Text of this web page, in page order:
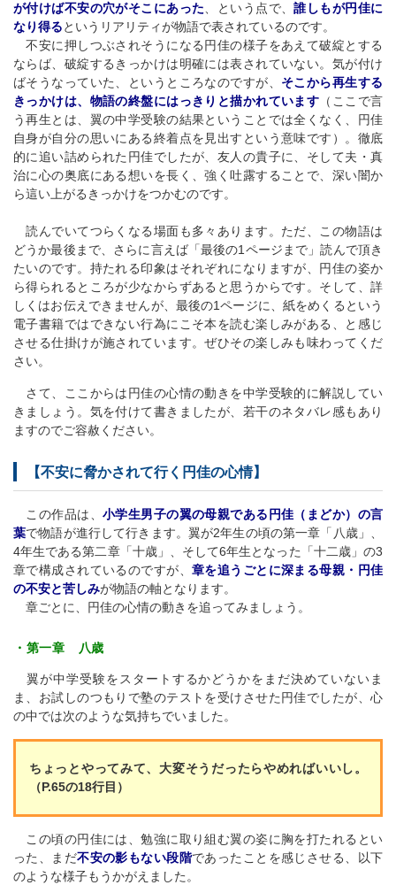
が付けば不安の穴がそこにあった、という点で、誰しもが円佳に
なり得るというリアリティが物語で表されているのです。
不安に押しつぶされそうになる円佳の様子をあえて破綻とする
ならば、破綻するきっかけは明確には表されていない。気が付け
ばそうなっていた、というところなのですが、 そこから再生する
きっかけは、物語の終盤にはっきりと描かれています （ここで言
う再生とは、翼の中学受験の結果ということでは全くなく、円佳
自身が自分の思いにある終着点を見出すという意味です）。徹底
的に追い詰められた円佳でしたが、友人の貴子に、そして夫・真
治に心の奥底にある想いを長く、強く吐露することで、深い闇か
ら這い上がるきっかけをつかむのです。
読んでいてつらくなる場面も多々あります。ただ、この物語は
どうか最後まで、さらに言えば「最後の1ページまで」読んで頂き
たいのです。持たれる印象はそれぞれになりますが、円佳の姿か
ら得られるところが少なからずあると思うからです。そして、詳
しくはお伝えできませんが、最後の1ページに、紙をめくるという
電子書籍ではできない行為にこそ本を読む楽しみがある、と感じ
させる仕掛けが施されています。ぜひその楽しみも味わってくだ
さい。
さて、ここからは円佳の心情の動きを中学受験的に解説してい
きましょう。気を付けて書きましたが、若干のネタバレ感もあり
ますのでご容赦ください。
【不安に脅かされて行く円佳の心情】
この作品は、 小学生男子の翼の母親である円佳（まどか）の言
葉で物語が進行して行きます。翼が2年生の頃の第一章「八歳」、
4年生である第二章「十歳」、そして6年生となった「十二歳」の3
章で構成されているのですが、 章を追うごとに深まる母親・円佳
の不安と苦しみが物語の軸となります。
章ごとに、円佳の心情の動きを追ってみましょう。
・第一章 八歳
翼が中学受験をスタートするかどうかをまだ決めていないま
ま、お試しのつもりで塾のテストを受けさせた円佳でしたが、心
の中では次のような気持ちでいました。
ちょっとやってみて、大変そうだったらやめればいいし。
（P.65の18行目）
この頃の円佳には、勉強に取り組む翼の姿に胸を打たれるとい
った、まだ不安の影もない段階であったことを感じさせる、以下
のような様子もうかがえました。